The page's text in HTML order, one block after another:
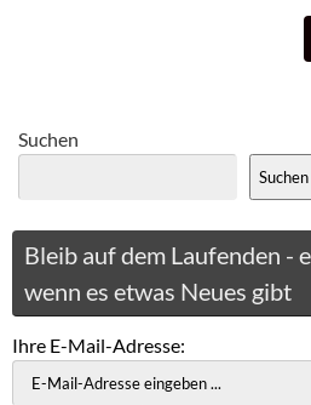
Suchen
Suchen
Bleib auf dem Laufenden -
wenn es etwas Neues gibt
Ihre E-Mail-Adresse: